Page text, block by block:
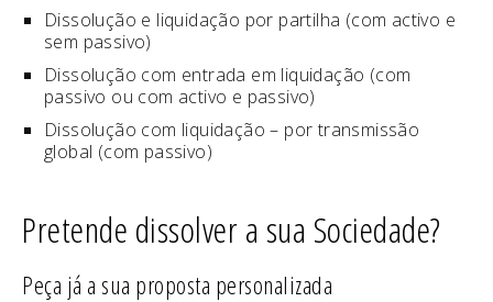
Dissolução e liquidação por partilha (com activo e
sem passivo)
Dissolução com entrada em liquidação (com
passivo ou com activo e passivo)
Dissolução com liquidação – por transmissão
global (com passivo)
Pretende dissolver a sua Sociedade?
Peça já a sua proposta personalizada